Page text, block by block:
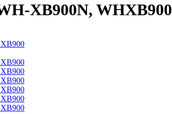
XB900N, WHXB900